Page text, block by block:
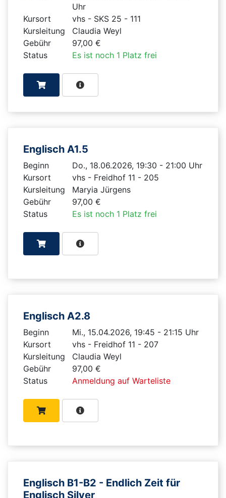
Uhr
Kursort
vhs - SKS 25 - 111
Kursleitung
Claudia Weyl
Gebühr
97,00 €
Status
Es ist noch 1 Platz frei
Englisch A1.5
Beginn
Do., 18.06.2026, 19:30 - 21:00 Uhr
Kursort
vhs - Freidhof 11 - 205
Kursleitung
Maryia Jürgens
Gebühr
97,00 €
Status
Es ist noch 1 Platz frei
Englisch A2.8
Beginn
Mi., 15.04.2026, 19:45 - 21:15 Uhr
Kursort
vhs - Freidhof 11 - 207
Kursleitung
Claudia Weyl
Gebühr
97,00 €
Status
Anmeldung auf Warteliste
Englisch B1-B2 - Endlich Zeit für
Englisch Silver